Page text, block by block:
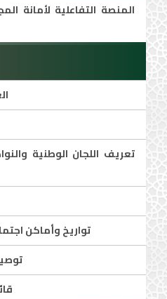
المنصة التفاعلية لأمانة
تعريف اللجان الوطنية
تواريخ وأماكن